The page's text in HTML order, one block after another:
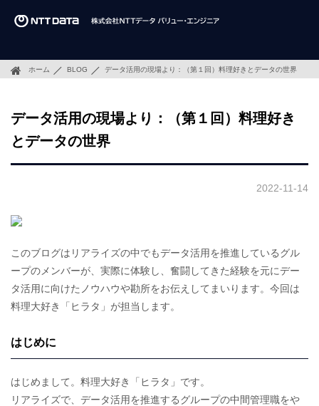
ホーム BLOG データ活用の現場より：（第１回）料理好きとデータの世界
データ活用の現場より：（第１回）料理好き
とデータの世界
2022-11-14
このブログはリアライズの中でもデータ活用を推進しているグル
ープのメンバーが、実際に体験し、奮闘してきた経験を元にデー
タ活用に向けたノウハウや勘所をお伝えしてまいります。今回は
料理大好き「ヒラタ」が担当します。
はじめに
はじめまして。料理大好き「ヒラタ」です。
リアライズで、データ活用を推進するグループの中間管理職をや